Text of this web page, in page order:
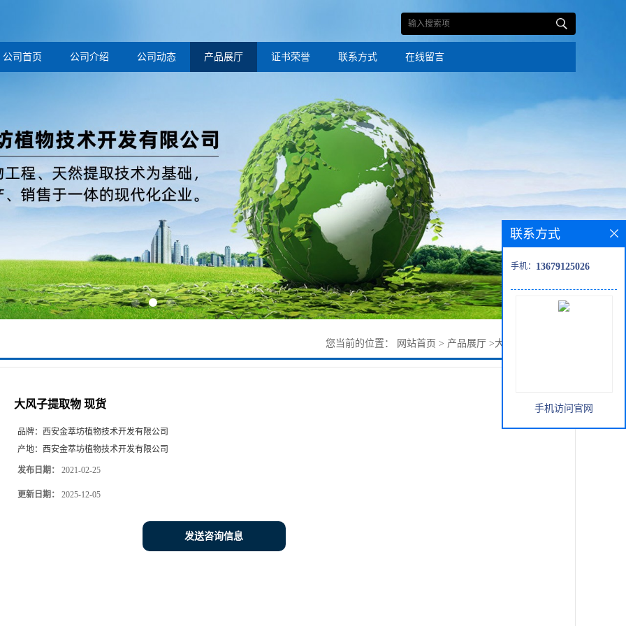
公司首页 公司介绍 公司动态 产品展厅 证书荣誉 联系方式 在线留言
您当前的位置： 网站首页 > 产品展厅 >大风子提取物 现货
大风子提取物 现货
品牌： 西安金萃坊植物技术开发有限公司
产地： 西安金萃坊植物技术开发有限公司
发布日期： 2021-02-25
更新日期： 2025-12-05
发送咨询信息
联系方式
手机： 13679125026
手机访问官网